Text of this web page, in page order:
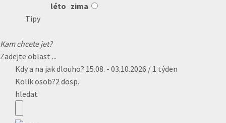
léto zima
Tipy
Kam chcete jet?
Zadejte oblast ...
Kdy a na jak dlouho? 15.08. - 03.10.2026 / 1 týden
Kolik osob?2 dosp.
hledat